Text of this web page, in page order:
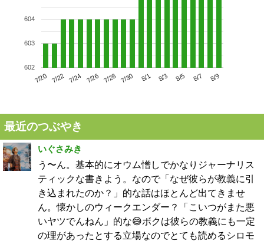
7/20 7/22 7/24 7/26 7/28 7/30 8/1 8/3 8/5 8/7 8/9
602
603
604
最近のつぶやき
いぐさみき
う〜ん。基本的にオウム憎しでかなりジャーナリス
ティックな書きよう。なので「なぜ彼らが教義に引
き込まれたのか？」的な話はほとんど出てきませ
ん。懐かしのウィークエンダー？「こいつがまた悪
いヤツでんねん」的な😅ボクは彼らの教義にも一定
の理があったとする立場なのでとても読めるシロモ